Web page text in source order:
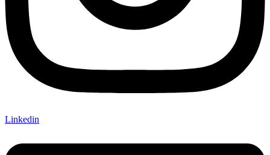
Linkedin